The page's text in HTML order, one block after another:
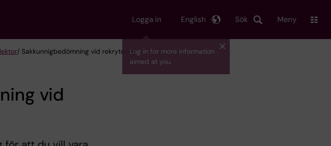
Logga in
Log in for more information
aimed at you.
Sök
English Meny
/ Sakkunnigbedömning vid rekrytering
vid